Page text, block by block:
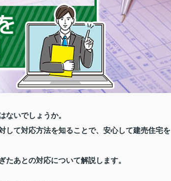
ないでしょうか。
して対応方法を知ることで、安心して建売住宅を
あとの対応について解説します。